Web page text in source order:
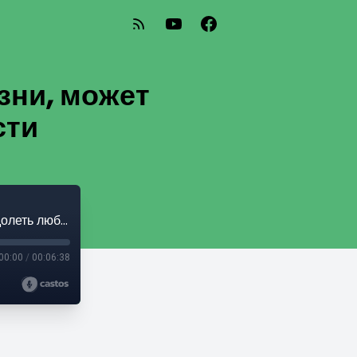
может
Человек, у которого есть смысл жизни, может преодолеть любые трудности
/ 00:06:38